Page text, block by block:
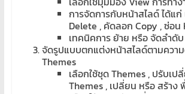
การจัดการกับหน้าสไลด์ ได้แ
Delete , คัดลอก Copy , ซ่อน
เทคนิคการ ย้าย หรือ จัดลำดั
จัดรูปแบบตกแต่งหน้าสไลด์ตามควา
Themes
เลือกใช้ชุด Themes , ปรับเป
Themes , เปลี่ยน หรือ สร้าง